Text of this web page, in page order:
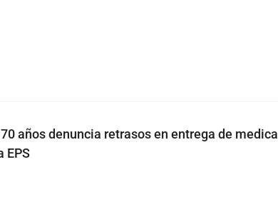
años denuncia retrasos en entrega de
EPS